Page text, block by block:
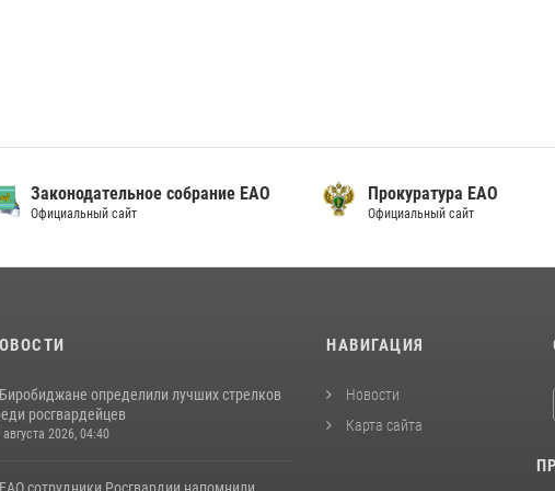
Законодательное собрание ЕАО
Официальный сайт
Прокуратура ЕАО
Официальный сайт
определили лучших стрелков
росгвардейцев
августа 2026, 04:40
НАВИГАЦИЯ
Новости
Карта сайта